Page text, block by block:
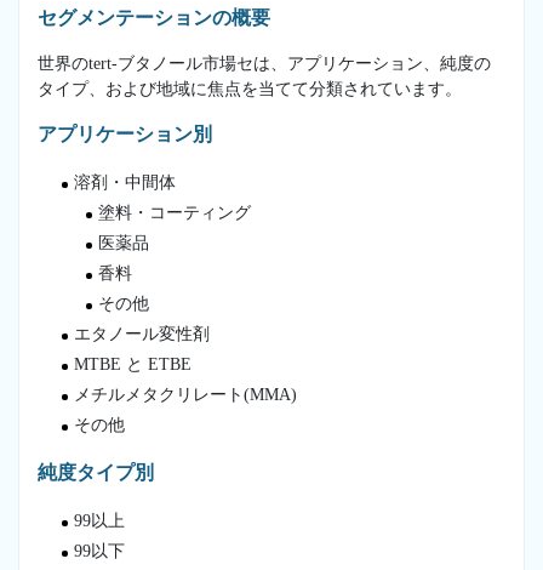
セグメンテーションの概要
世界のtert-ブタノール市場セは、アプリケーション、純度の
タイプ、および地域に焦点を当てて分類されています。
アプリケーション別
溶剤・中間体
塗料・コーティング
医薬品
香料
その他
エタノール変性剤
MTBE と ETBE
メチルメタクリレート(MMA)
その他
純度タイプ別
99以上
99以下